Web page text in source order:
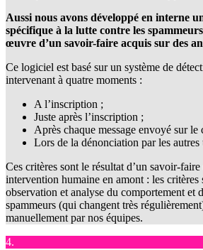
Aussi nous avons développé en interne
spécifique à la lutte contre les
œuvre d’un savoir-faire acquis sur des
Ce logiciel est basé sur un système de
intervenant à quatre moments :
A l’inscription ;
Juste après l’inscription ;
Après chaque message envoyé sur le
Lors de la dénonciation par les autres
Ces critères sont le résultat d’un savoir-
intervention humaine en amont : les critères
observation et analyse du comportement et
spammeurs (qui changent très
manuellement par nos équipes.
4.